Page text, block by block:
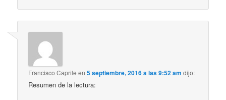
Francisco Caprile en5 septiembre, 2016 a las 9:52 am dijo:
Resumen de la lectura: